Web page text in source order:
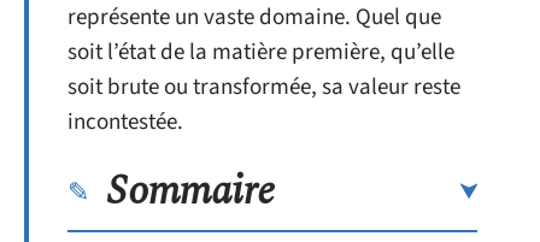
représente un vaste domaine. Quel que
soit l’état de la matière première, qu’elle
soit brute ou transformée, sa valeur reste
incontestée.
Sommaire